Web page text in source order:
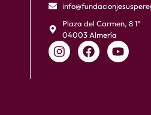
Plaza del Carmen, 8 1º
04003 Almería